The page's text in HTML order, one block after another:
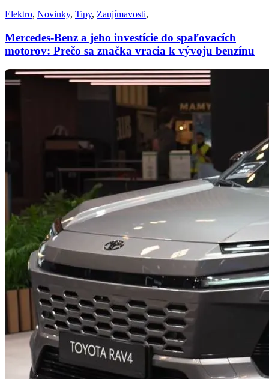
Elektro, Novinky, Tipy, Zaujímavosti,
Mercedes-Benz a jeho investície do spaľovacích
motorov: Prečo sa značka vracia k vývoju benzínu